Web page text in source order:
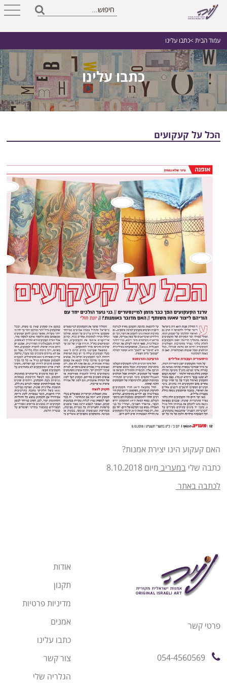
עמוד הבית >כתבו עלינו
כתבו עלינו
הכל על קעקועים
האם קעקוע הינו יצירת אמנות?
כתבה שליבמעריב מיום 8.10.2018
לכתבה באתר
פרטי קשר
054-4560569
אודות
תקנון
מדיניות פרטיות
אמנים
כתבו עלינו
צור קשר
הגלריה שלי